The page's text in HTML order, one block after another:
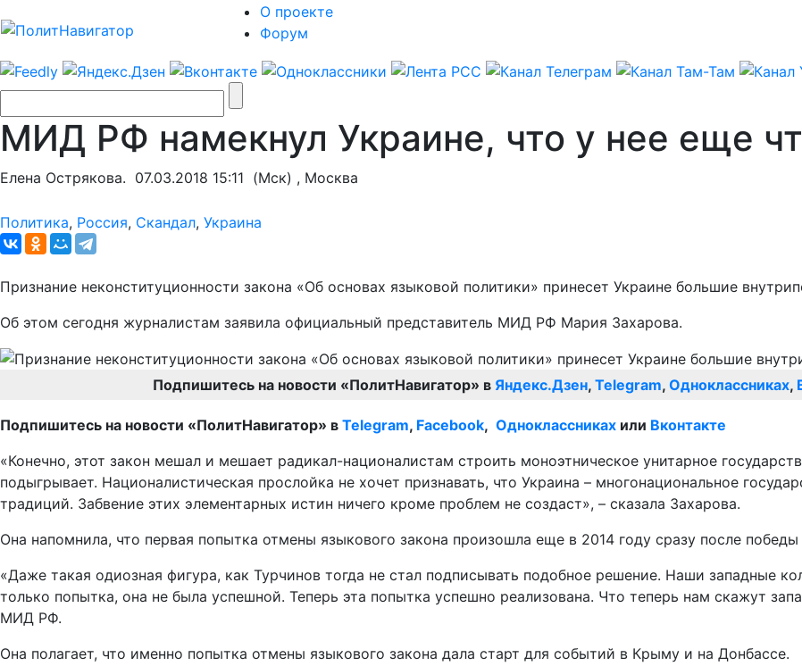
О проекте
Форум
МИД РФ намекнул Украине, что у нее еще
Елена Острякова. 07.03.2018 15:11 (Мск) , Москва
Политика, Россия, Скандал, Украина
Признание неконституционности закона «Об основах языковой политики» принесет Украине большие
Об этом сегодня журналистам заявила официальный представитель МИД РФ Мария Захарова.
Подпишитесь на новости «ПолитНавигатор» в Яндекс.Дзен, Telegram, Одноклассниках,
Подпишитесь на новости «ПолитНавигатор» в Telegram, Facebook, Одноклассниках или Вконтакте
«Конечно, этот закон мешал и мешает радикал-националистам строить моноэтническое унитарное
подыгрывает. Националистическая прослойка не хочет признавать, что Украина – многонациональное
традиций. Забвение этих элементарных истин ничего кроме проблем не создаст», – сказала Захарова.
Она напомнила, что первая попытка отмены языкового закона произошла еще в 2014 году сразу после
«Даже такая одиозная фигура, как Турчинов тогда не стал подписывать подобное решение. Наши западные
только попытка, она не была успешной. Теперь эта попытка успешно реализована. Что теперь нам скажут
МИД РФ.
Она полагает, что именно попытка отмены языкового закона дала старт для событий в Крыму и на Донбассе.